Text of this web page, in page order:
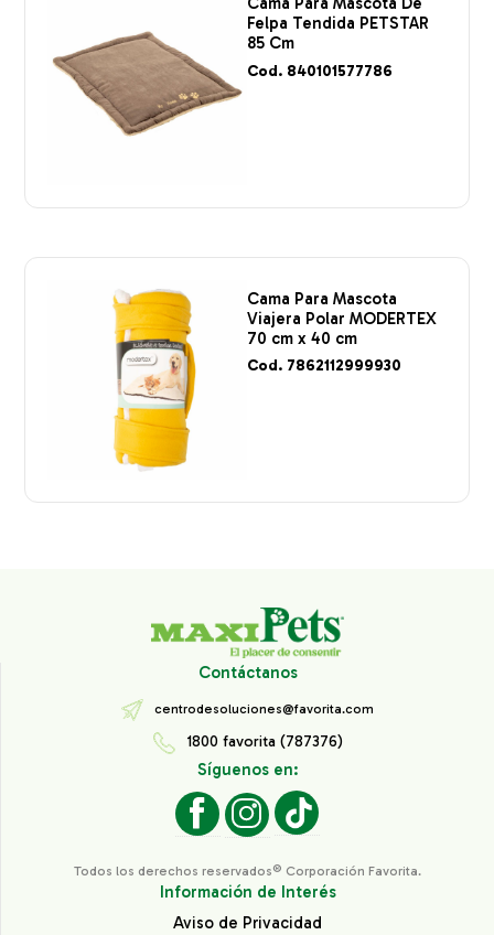
Felpa Tendida PETSTAR
85 Cm
Cod. 840101577786
Cama Para Mascota
Viajera Polar MODERTEX
70 cm x 40 cm
Cod. 7862112999930
Contáctanos
centrodesoluciones@favorita.com
1800 favorita (787376)
Síguenos en:
Todos los derechos reservados® Corporación Favorita.
Información de Interés
Aviso de Privacidad